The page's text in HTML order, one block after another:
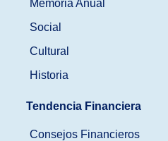
Memoria Anual
Social
Cultural
Historia
Tendencia Financiera
Consejos Financieros